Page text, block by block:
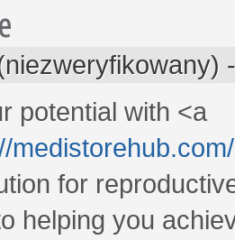
potential with <a
for
helping you